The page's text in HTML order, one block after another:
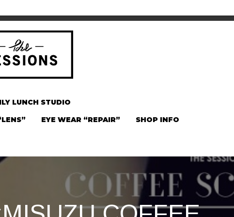
LUNCH STUDIO
EYE WEAR “REPAIR”
SHOP INFO